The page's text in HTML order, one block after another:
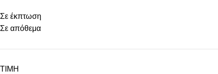
Σε έκπτωση
Σε απόθεμα
ΤΙΜΗ